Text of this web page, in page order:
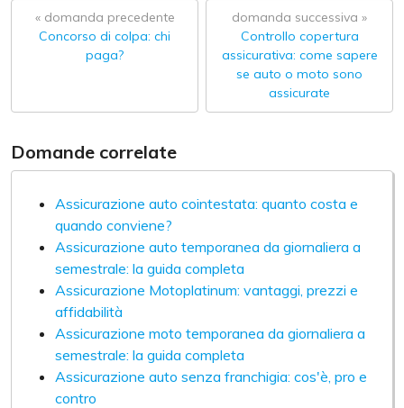
« domanda precedente
Concorso di colpa: chi
paga?
domanda successiva »
Controllo copertura
assicurativa: come sapere
se auto o moto sono
assicurate
Domande correlate
Assicurazione auto cointestata: quanto costa e
quando conviene?
Assicurazione auto temporanea da giornaliera a
semestrale: la guida completa
Assicurazione Motoplatinum: vantaggi, prezzi e
affidabilità
Assicurazione moto temporanea da giornaliera a
semestrale: la guida completa
Assicurazione auto senza franchigia: cos'è, pro e
contro